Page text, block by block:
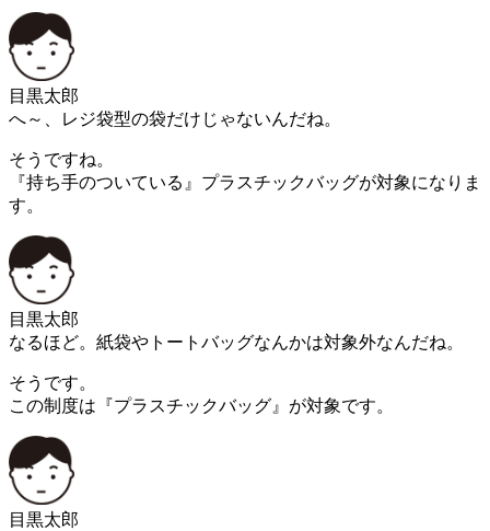
目黒太郎
へ～、レジ袋型の袋だけじゃないんだね。
そうですね。
『持ち手のついている』プラスチックバッグが対象になりま
す。
目黒太郎
なるほど。紙袋やトートバッグなんかは対象外なんだね。
そうです。
この制度は『プラスチックバッグ』が対象です。
目黒太郎